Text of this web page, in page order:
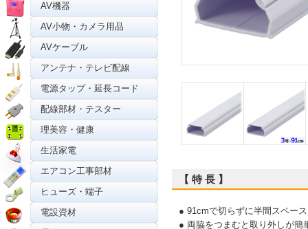
AV機器
AV小物・カメラ用品
AVケーブル
アンテナ・テレビ配線
電源タップ・延長コード
配線部材・テスター
理美容・健康
生活家電
エアコン工事部材
ヒューズ・端子
電設資材
【 特 長 】
● 91cmで切らずに半間スペー
● 両脇をつまむと取り外しが簡